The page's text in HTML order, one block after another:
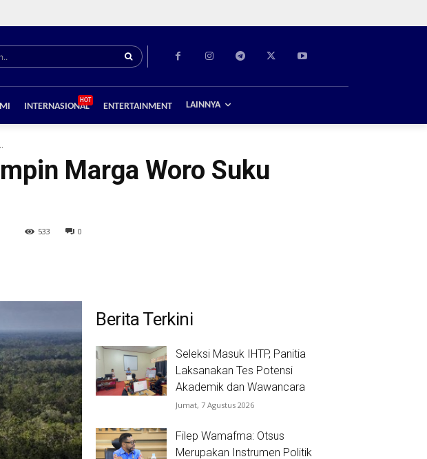
INTERNASIONAL
HOT
ENTERTAINMENT LAINNYA
Marga Woro Suku
0
533
Berita Terkini
Seleksi Masuk IHTP, Panitia
Laksanakan Tes Potensi
Akademik dan Wawancara
Jumat, 7 Agustus 2026
Filep Wamafma: Otsus
Merupakan Instrumen Politik